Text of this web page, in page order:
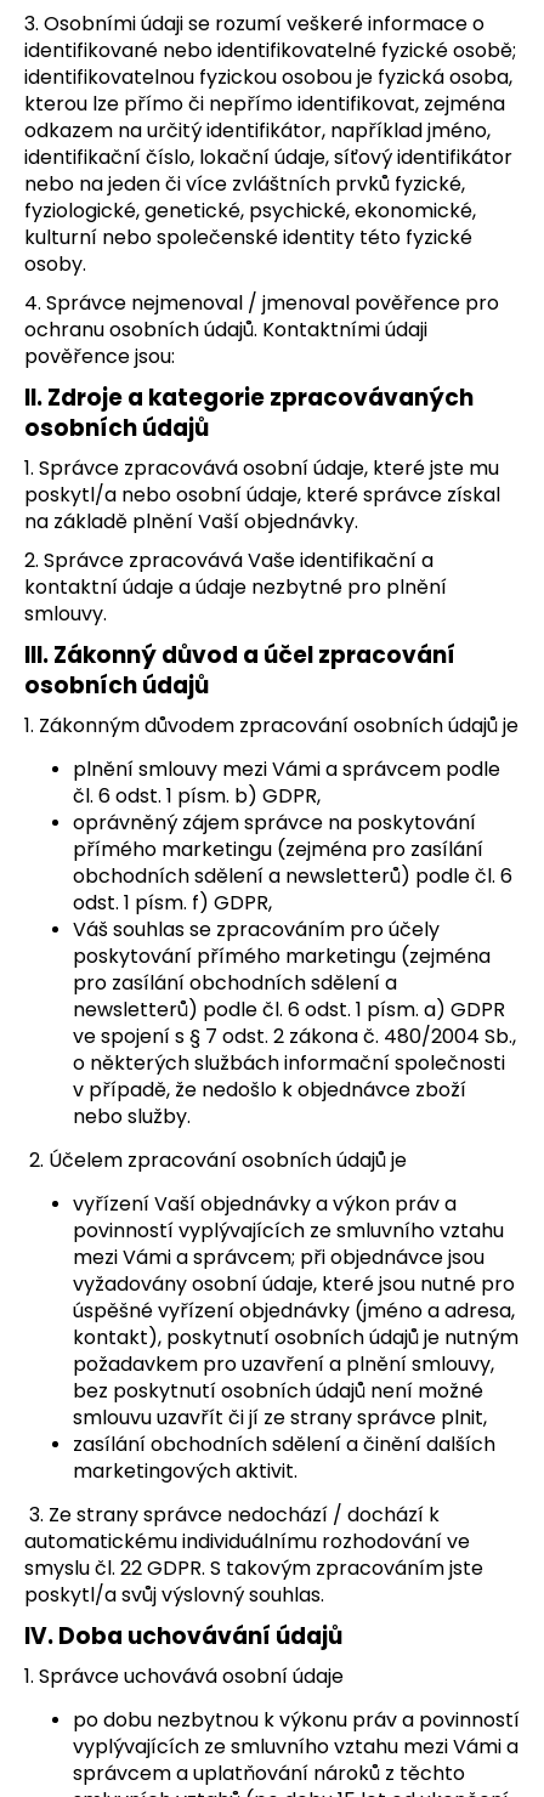
3. Osobními údaji se rozumí veškeré informace o
identifikované nebo identifikovatelné fyzické osobě;
identifikovatelnou fyzickou osobou je fyzická osoba,
kterou lze přímo či nepřímo identifikovat, zejména
odkazem na určitý identifikátor, například jméno,
identifikační číslo, lokační údaje, síťový identifikátor
nebo na jeden či více zvláštních prvků fyzické,
fyziologické, genetické, psychické, ekonomické,
kulturní nebo společenské identity této fyzické
osoby.
4. Správce nejmenoval / jmenoval pověřence pro
ochranu osobních údajů. Kontaktními údaji
pověřence jsou:
II.Zdroje a kategorie zpracovávaných
osobních údajů
1. Správce zpracovává osobní údaje, které jste mu
poskytl/a nebo osobní údaje, které správce získal
na základě plnění Vaší objednávky.
2. Správce zpracovává Vaše identifikační a
kontaktní údaje a údaje nezbytné pro plnění
smlouvy.
III.Zákonný důvod a účel zpracování
osobních údajů
1. Zákonným důvodem zpracování osobních údajů je
plnění smlouvy mezi Vámi a správcem podle
čl. 6 odst. 1 písm. b) GDPR,
oprávněný zájem správce na poskytování
přímého marketingu (zejména pro zasílání
obchodních sdělení a newsletterů) podle čl. 6
odst. 1 písm. f) GDPR,
Váš souhlas se zpracováním pro účely
poskytování přímého marketingu (zejména
pro zasílání obchodních sdělení a
newsletterů) podle čl. 6 odst. 1 písm. a) GDPR
ve spojení s § 7 odst. 2 zákona č. 480/2004 Sb.,
o některých službách informační společnosti
v případě, že nedošlo k objednávce zboží
nebo služby.
2. Účelem zpracování osobních údajů je
vyřízení Vaší objednávky a výkon práv a
povinností vyplývajících ze smluvního vztahu
mezi Vámi a správcem; při objednávce jsou
vyžadovány osobní údaje, které jsou nutné pro
úspěšné vyřízení objednávky (jméno a adresa,
kontakt), poskytnutí osobních údajů je nutným
požadavkem pro uzavření a plnění smlouvy,
bez poskytnutí osobních údajů není možné
smlouvu uzavřít či jí ze strany správce plnit,
zasílání obchodních sdělení a činění dalších
marketingových aktivit.
3. Ze strany správce nedochází / dochází k
automatickému individuálnímu rozhodování ve
smyslu čl. 22 GDPR. S takovým zpracováním jste
poskytl/a svůj výslovný souhlas.
IV.Doba uchovávání údajů
1. Správce uchovává osobní údaje
po dobu nezbytnou k výkonu práv a povinností
vyplývajících ze smluvního vztahu mezi Vámi a
správcem a uplatňování nároků z těchto